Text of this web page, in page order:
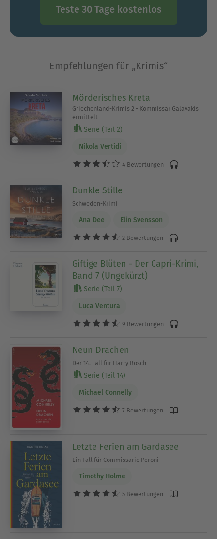
Schauplätzen. Perfekt für alle, die spannende
Unterhaltung mit Humor und
sind skandinavische Krimis, die mit düsterer
Atmosphäre und gesellschaftlicher Tiefe
überzeugen. Auch britische, amerikanische oder
französische Kriminalromane bieten packende
Fälle und einzigartige Ermittlerpersönlichkeiten.
Regionalkrimis verbinden spannende Verbrechen
mit authentischem Lokalkolorit. Ob Alpen,
Nordsee oder Großstadt – hier wird in vertrauter
Umgebung ermittelt, was für besondere Nähe und
Entdecke jetzt unsere große Auswahl an Krimis
und finde Deinen nächsten spannenden Fall –
von klassischen Meisterwerken bis zu aktuellen
Bestsellern.
Teste 30 Tage kostenlos
Empfehlungen für „Krimis“
Mörderisches Kreta
Griechenland-Krimis 2 - Kommissar Galavakis
ermittelt
Serie (Teil 2)
Nikola Vertidi
4 Bewertungen
Dunkle Stille
Schweden-Krimi
Ana Dee Elin Svensson
2 Bewertungen
Giftige Blüten - Der Capri-Krimi,
Band 7 (Ungekürzt)
Serie (Teil 7)
Luca Ventura
9 Bewertungen
Neun Drachen
Der 14. Fall für Harry Bosch
Serie (Teil 14)
Michael Connelly
7 Bewertungen
Letzte Ferien am Gardasee
Ein Fall für Commissario Peroni
Timothy Holme
5 Bewertungen